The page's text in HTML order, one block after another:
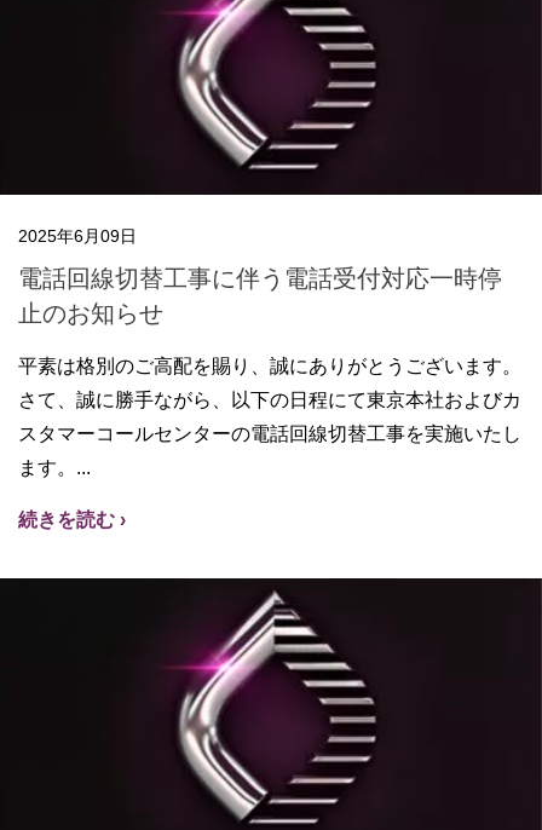
電話回線切替工事に伴う電話受付対応一時停
止のお知らせ
2025年6月09日
平素は格別のご高配を賜り、誠にありがとうございます。
さて、誠に勝手ながら、以下の日程にて東京本社およびカ
スタマーコールセンターの電話回線切替工事を実施いたし
ます。
続きを読む ›